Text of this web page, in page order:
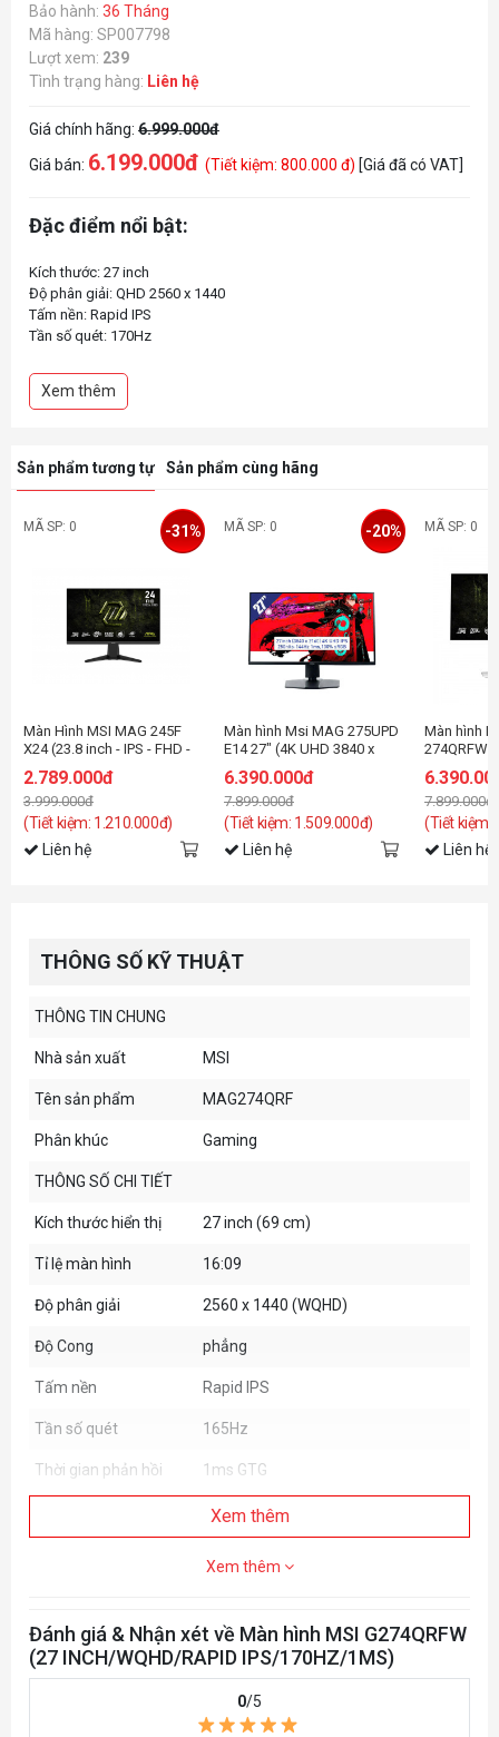
Bảo hành: 36 Tháng
Mã hàng: SP007798
Lượt xem: 239
Tình trạng hàng: Liên hệ
Giá chính hãng: 6.999.000đ
Giá bán: 6.199.000đ (Tiết kiệm: 800.000 đ) [Giá đã có VAT]
Đặc điểm nổi bật:
Kích thước: 27 inch
Độ phân giải: QHD 2560 x 1440
Tấm nền: Rapid IPS
Tần số quét: 170Hz
Độ sáng: 300nits
Độ tương phản: 1000:1
2x HDMI™ (Supports WQHD@144Hz as specified in HDMI™ 2.0b)
Xem thêm
Sản phẩm tương tự Sản phẩm cùng hãng
MÃ SP: 0
Màn Hình MSI MAG 245F
X24 (23.8 inch - IPS - FHD -
2.789.000đ
3.999.000đ
(Tiết kiệm: 1.210.000đ)
-31%
Liên hệ
MÃ SP: 0
Màn hình Msi MAG 275UPD
E14 27" (4K UHD 3840 x
6.390.000đ
7.899.000đ
(Tiết kiệm: 1.509.000đ)
-20%
Liên hệ
MÃ SP: 0
Màn hình
274QRFW
IPS/
7.899.000đ
(Tiết kiệm:
Liên hệ
THÔNG SỐ KỸ THUẬT
THÔNG TIN CHUNG
Nhà sản xuất MSI
Tên sản phẩm MAG274QRF
Phân khúc Gaming
THÔNG SỐ CHI TIẾT
Kích thước hiển thị 27 inch (69 cm)
Tỉ lệ màn hình 16:09
Độ phân giải 2560 x 1440 (WQHD)
Độ Cong phẳng
Tấm nền Rapid IPS
Tần số quét 165Hz
Thời gian phản hồi 1ms GTG
1000:1
Màu sắc màn hình sRGB
Bề mặt màn hình nhám
đen
Xem thêm
Xem thêm
Đánh giá & Nhận xét về Màn hình MSI G274QRFW
(27 INCH/WQHD/RAPID IPS/170HZ/1MS)
0/5